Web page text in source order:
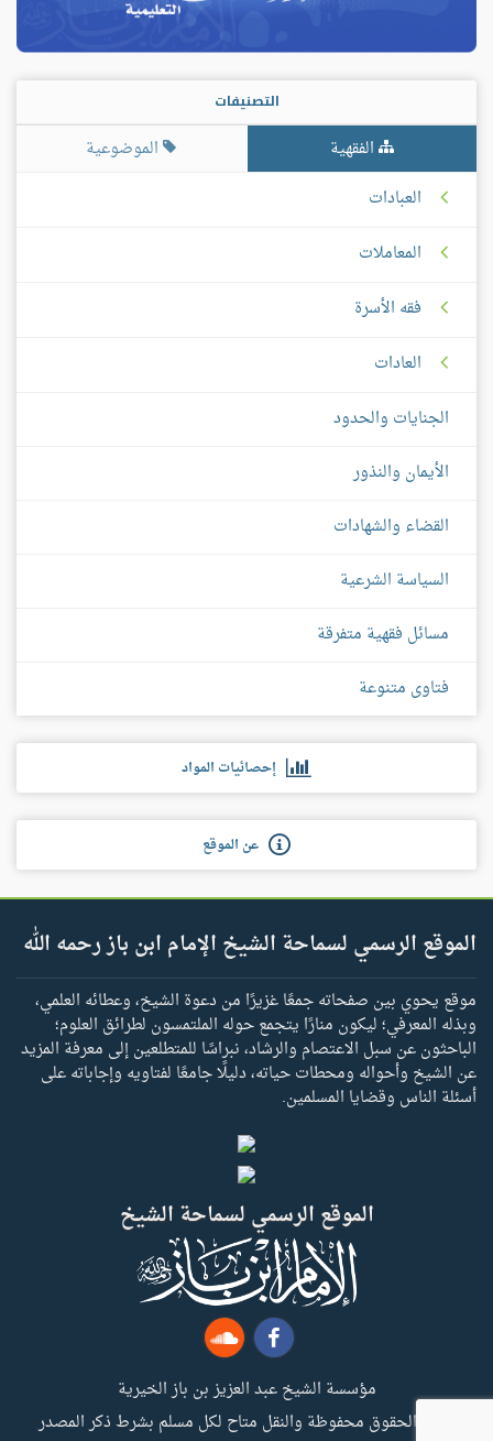
التصنيفات
الفقهية
الموضوعية
العبادات
المعاملات
فقه الأسرة
العادات
الجنايات والحدود
الأيمان والنذور
القضاء والشهادات
السياسة الشرعية
مسائل فقهية متفرقة
فتاوى متنوعة
إحصائيات المواد
عن الموقع
الموقع الرسمي لسماحة الشيخ الإمام ابن باز رحمه الله
موقع يحوي بين صفحاته جمعًا غزيرًا من دعوة الشيخ، وعطائه العلمي،
وبذله المعرفي؛ ليكون منارًا يتجمع حوله الملتمسون لطرائق العلوم؛
الباحثون عن سبل الاعتصام والرشاد، نبراسًا للمتطلعين إلى معرفة المزيد
عن الشيخ وأحواله ومحطات حياته، دليلًا جامعًا لفتاويه وإجاباته على
أسئلة الناس وقضايا المسلمين.
الموقع الرسمي لسماحة الشيخ
مؤسسة الشيخ عبد العزيز بن باز الخيرية
جميع الحقوق محفوظة والنقل متاح لكل مسلم بشرط ذكر المصدر